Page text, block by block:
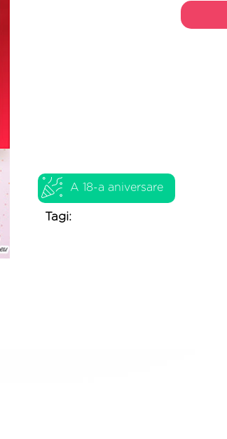
A 18-a aniversare
Tagi: